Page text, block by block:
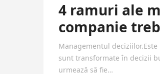
4 ramuri ale
companie
Managementul
sunt transformate în decizii
urmează să fie…